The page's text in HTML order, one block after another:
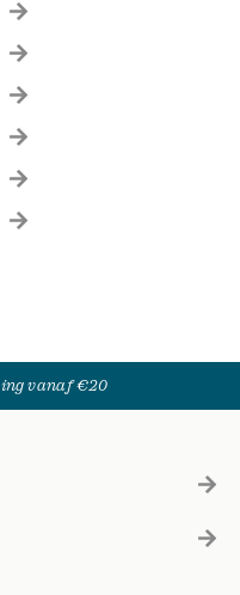
vanaf €20